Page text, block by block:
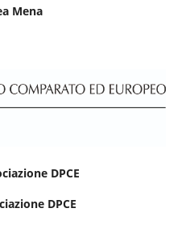
Mena
DPCE
DPCE